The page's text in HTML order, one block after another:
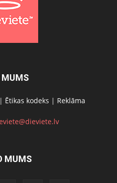
MUMS
| Ētikas kodeks | Reklāma
MUMS